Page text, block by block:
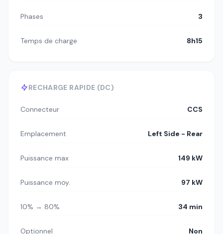
Phases 3
Temps de charge 8h15
RECHARGE RAPIDE (DC)
Connecteur CCS
Emplacement Left Side - Rear
Puissance max 149 kW
Puissance moy. 97 kW
10% → 80% 34 min
Optionnel Non